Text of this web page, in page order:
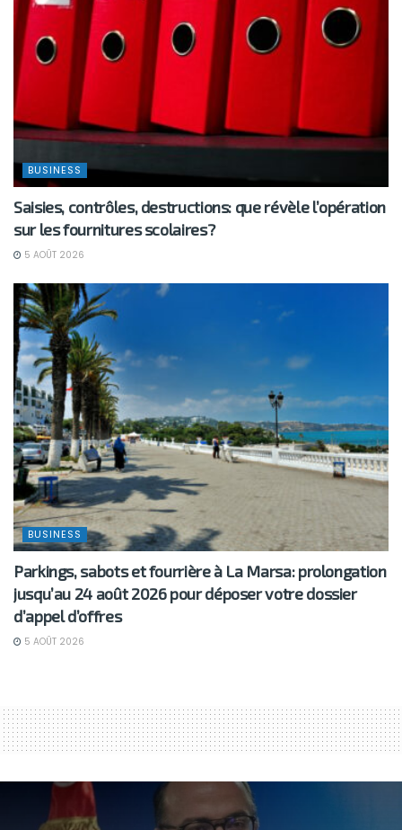
BUSINESS
Saisies, contrôles, destructions: que révèle l’opération
sur les fournitures scolaires?
5 AOÛT 2026
BUSINESS
Parkings, sabots et fourrière à La Marsa: prolongation
jusqu’au 24 août 2026 pour déposer votre dossier
d’appel d’offres
5 AOÛT 2026